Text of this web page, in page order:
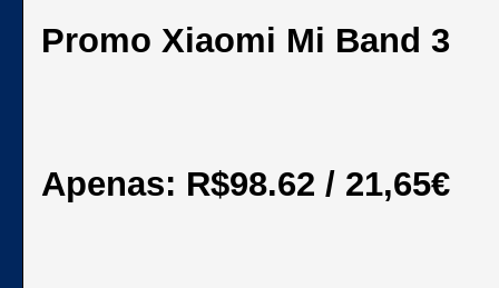
Promo Xiaomi Mi Band 3
Apenas: R$98.62 / 21,65€